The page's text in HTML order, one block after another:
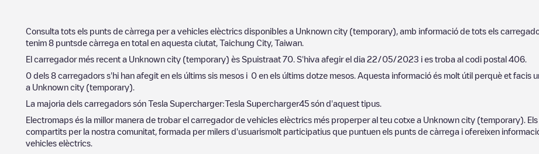
Consulta tots els punts de càrrega per a vehicles elèctrics disponibles a Unknown city (temporary) , amb informació de tots els
tenim 8 puntsde càrrega en total en aquesta ciutat, Taichung City, Taiwan
El carregador més recent a Unknown city (temporary) ès Spuistraat 70 . S'hiva afegir el dia 22/05/2023 i es troba al codi postal 406
0 dels 8 carregadors s'hi han afegit en els últims sis mesos i 0 en els últims dotze mesos. Aquesta informació és molt útil perquè et facis
a Unknown city (temporary)
La majoria dels carregadors són Tesla Supercharger:Tesla Supercharger45 són d'aquest tipus.
Electromaps és la millor manera de trobar el carregador de vehicles elèctrics més properper al teu cotxe a Unknown city (temporary) .
compartits per la nostra comunitat, formada per milers d'usuarismolt participatius que puntuen els punts de càrrega i ofereixen
vehicles elèctrics.